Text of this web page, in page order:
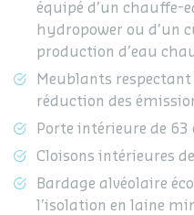
équipé d’un chauffe-
hydropower ou d’un
production d’eau
Meublants
réduction des
Porte intérieure de 63
Cloisons intérieures
Bardage alvéolaire
l’isolation en laine